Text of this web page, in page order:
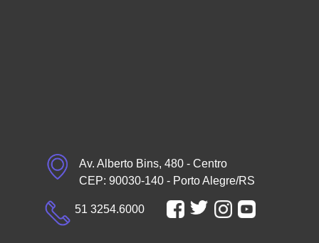
Av. Alberto Bins, 480 - Centro
CEP: 90030-140 - Porto Alegre/RS
51 3254.6000